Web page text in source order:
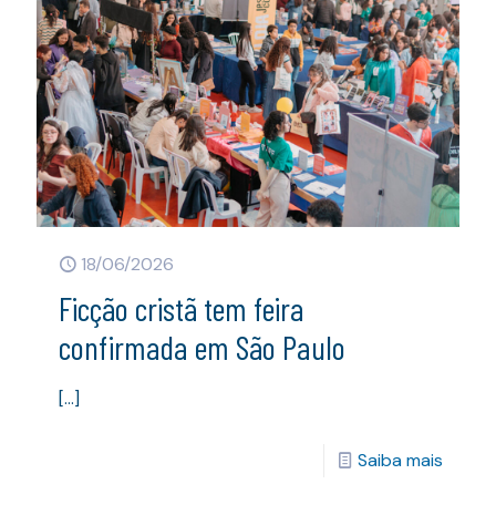
18/06/2026
Ficção cristã tem feira
confirmada em São Paulo
[…]
Saiba mais